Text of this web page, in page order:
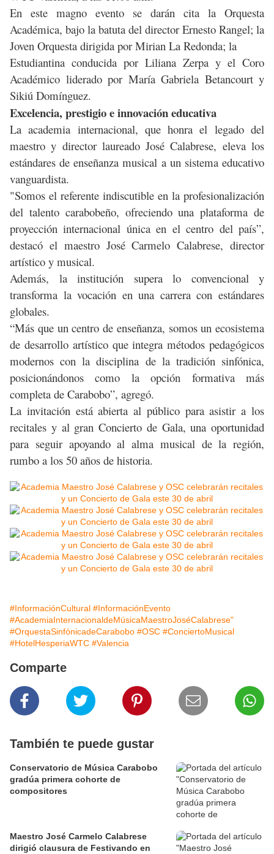
En este magno evento se darán cita la Orquesta
Académica, bajo la batuta del director Ernesto Rangel; la
Joven Orquesta dirigida por Mirian La Redonda; la
Estudiantina conducida por Liliana Zerpa y el Coro
Académico liderado por María Gabriela Betancourt y
Sikiú Domínguez.
Excelencia, prestigio e innovación educativa
La academia internacional, que honra el legado del
maestro y director laureado José Calabrese, eleva los
estándares de enseñanza musical a un sistema educativo
vanguardista.
"Somos el referente indiscutible en la profesionalización
del talento carabobeño, ofreciendo una plataforma de
proyección internacional única en el centro del país”,
destacó el maestro José Carmelo Calabrese, director
artístico y musical.
Además, la institución supera lo convencional y
transforma la vocación en una carrera con estándares
globales.
“Más que un centro de enseñanza, somos un ecosistema
de desarrollo artístico que integra métodos pedagógicos
modernos con la disciplina de la tradición sinfónica,
posicionándonos como la opción formativa más
completa de Carabobo”, agregó.
La invitación está abierta al público para asistir a los
recitales y al gran Concierto de Gala, una oportunidad
para seguir apoyando al alma musical de la región,
rumbo a los 50 años de historia.
#InformaciónCultural #InformaciónEvento
#AcademiaInternacionaldeMúsicaMaestroJoséCalabrese"
#OrquestaSinfónicadeCarabobo #OSC #ConciertoMusical
#HotelHesperiaWTC #Valencia
Comparte
También te puede gustar
Conservatorio de Música Carabobo
gradúa primera cohorte de
compositores
Maestro José Carmelo Calabrese
dirigió clausura de Festivando en